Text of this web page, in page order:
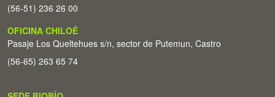
(56-51) 236 26 00
OFICINA CHILOÉ
Pasaje Los Queltehues s/n, sector de Putemun, Castro
(56-65) 263 65 74